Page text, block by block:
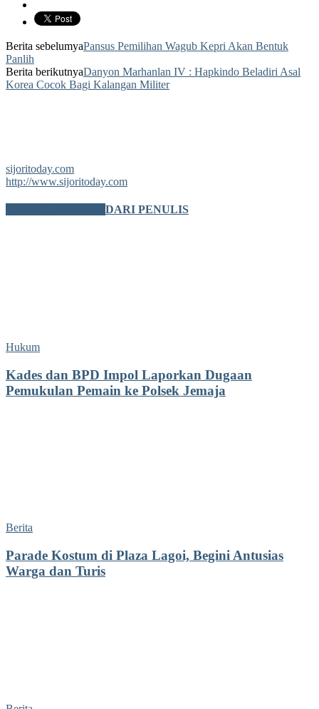
Berita sebelumyaPansus Pemilihan Wagub Kepri Akan Bentuk
Panlih
Berita berikutnyaDanyon Marhanlan IV : Hapkindo Beladiri Asal
Korea Cocok Bagi Kalangan Militer
sijoritoday.com
http://www.sijoritoday.com
DARI PENULIS
Hukum
Kades dan BPD Impol Laporkan Dugaan
Pemukulan Pemain ke Polsek Jemaja
Berita
Parade Kostum di Plaza Lagoi, Begini Antusias
Warga dan Turis